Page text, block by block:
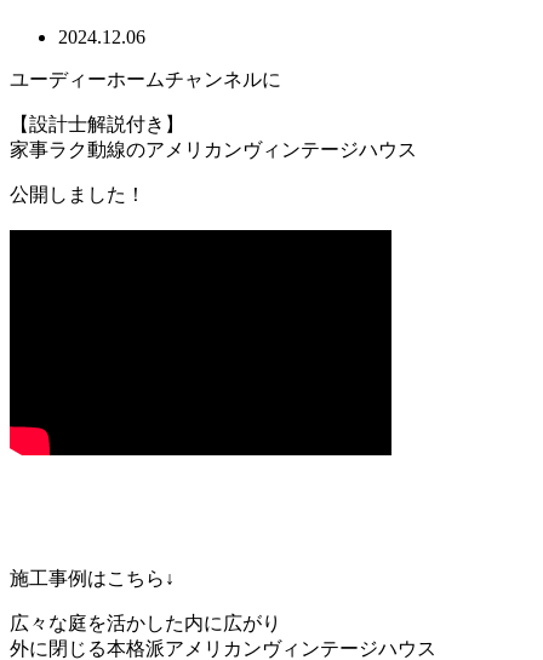
2024.12.06
ユーディーホームチャンネルに
【設計士解説付き】
家事ラク動線のアメリカンヴィンテージハウス
公開しました！
施工事例はこちら↓
広々な庭を活かした内に広がり
外に閉じる本格派アメリカンヴィンテージハウス